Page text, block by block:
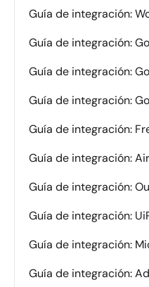
Guía de integración:
Guía de integración:
Guía de integración:
Guía de integración:
Guía de integración:
Guía de integración:
Guía de integración:
Guía de integración:
Guía de integración:
Guía de integración: